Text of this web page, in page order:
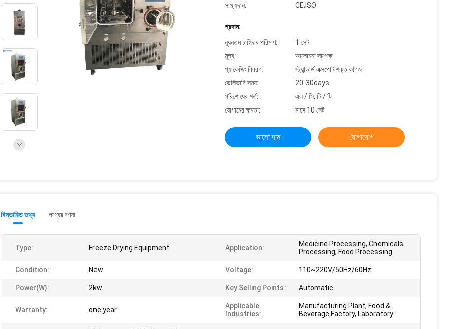
সাক্ষ্যদান:
CE;ISO
প্রদান:
ন্যূনতম চাহিদার পরিমাণ:
1 সেট
মূল্য:
আলোচনা সাপেক্ষ
প্যাকেজিং বিবরণ:
স্ট্যান্ডার্ড এক্সপোর্ট শক্ত কাগজ
ডেলিভারি সময়:
20-30days
পরিশোধের শর্ত:
এল / সি, টি / টি
যোগানের ক্ষমতা:
মাসে 10 সেট
ভালো দাম যোগাযোগ
বিস্তারিত তথ্য পণ্যের বর্ণনা
Type: Freeze Drying Equipment Application:
Medicine Processing, Chemicals
Processing, Food Processing
Condition: New Voltage: 110~220V/50Hz/60Hz
Power(W): 2kw Key Selling Points: Automatic
Warranty: one year
Applicable
Industries:
Manufacturing Plant, Food &
Beverage Factory, Laboratory